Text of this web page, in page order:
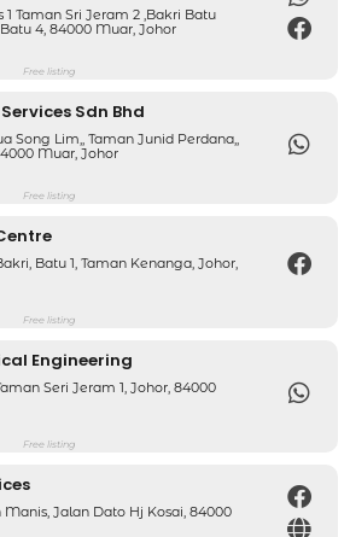
Taman Sri Jeram 2 ,bakri Batu
4, 84000 Muar, Johor
Free listing
Sdn Bhd
Song Lim,, Taman Junid Perdana,,
Muar, Johor
Free listing
Batu 1, Taman Kenanga, Johor,
Free listing
Engineering
Seri Jeram 1, Johor, 84000
Free listing
Manis, Jalan Dato Hj Kosai, 84000